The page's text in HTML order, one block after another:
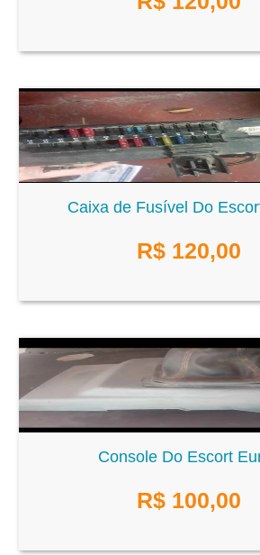
Caixa de Fusível Do
R$ 120,00
Console Do Escort
R$ 100,00